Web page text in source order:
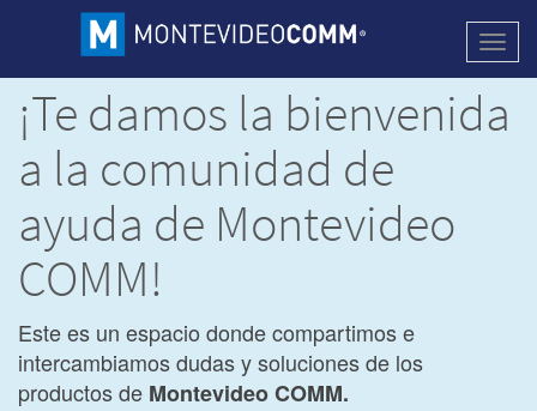
¡Te damos la bienvenida
a la comunidad de
ayuda de Montevideo
COMM!
Este es un espacio donde compartimos e
intercambiamos dudas y soluciones de los
productos de Montevideo COMM.